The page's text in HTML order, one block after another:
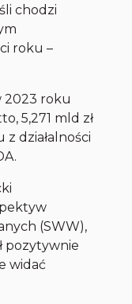
chodzi
roku –
2023 roku
5,271 mld zł
z działalności
(SWW),
pozytywnie
widać